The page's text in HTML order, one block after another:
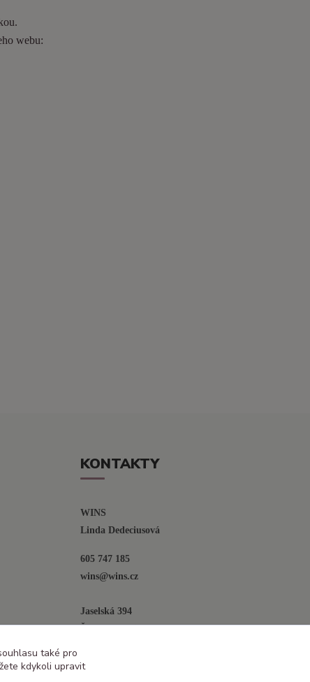
webu:
KONTAKTY
WINS
Linda Dedeciusová
605 747 185
wins@wins.cz
Jaselská 394
Šenov u N. Jičína
také pro
kdykoli upravit